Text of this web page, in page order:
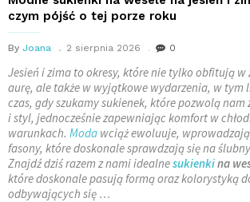
czym pójść o tej porze roku
By Joana 2 sierpnia 2026 0
Jesień i zima to okresy, które nie tylko obfitują
aurę, ale także w wyjątkowe wydarzenia, w tym
czas, gdy szukamy sukienek, które pozwolą
i styl, jednocześnie zapewniając komfort w
warunkach. Moda wciąż ewoluuje,
fasony, które doskonale sprawdzają się na
Znajdź dziś razem z nami idealnesukienkina
które doskonale pasują formą oraz kolorystyką
odbywających się …